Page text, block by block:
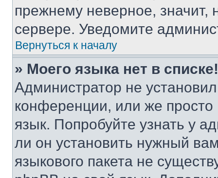
прежнему неверное, значит,
сервере. Уведомите
Вернуться к началу
» Моего языка нет в списке!
Администратор не
конференции, или же
язык. Попробуйте узнать у
ли он установить нужный
языкового пакета не